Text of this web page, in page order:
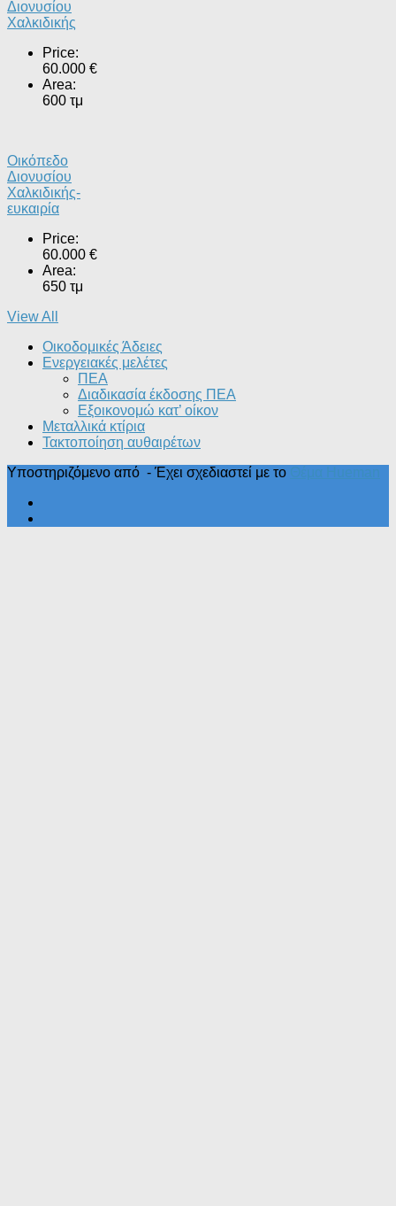
Διονυσίου
Χαλκιδικής
Price:
60.000 €
Area:
600 τμ
Οικόπεδο
Διονυσίου
Χαλκιδικής-
ευκαιρία
Price:
60.000 €
Area:
650 τμ
View All
Οικοδομικές Άδειες
Ενεργειακές μελέτες
ΠΕΑ
Διαδικασία έκδοσης ΠΕΑ
Εξοικονομώ κατ’ οίκoν
Μεταλλικά κτίρια
Τακτοποίηση αυθαιρέτων
Υποστηριζόμενο από - Έχει σχεδιαστεί με το